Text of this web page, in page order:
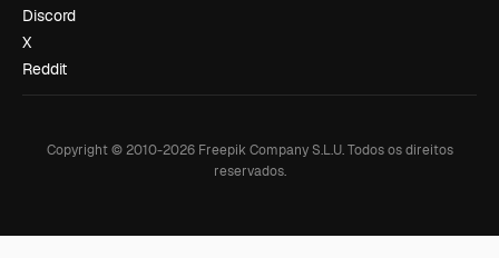
Discord
X
Reddit
Copyright © 2010-2026Freepik Company S.L.U. Todos os direitos
reservados.